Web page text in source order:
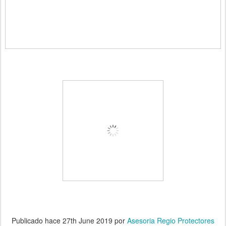
Publicado hace 27th June 2019 por Asesoria Regio Protectores